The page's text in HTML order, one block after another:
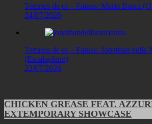
Tempus de oi – Fainas: Maria Barca
24/07/2026
Tempus de oi – Fainas: Jonathan della
(Escalaplano)
23/07/2026
CHICKEN GREASE FEAT.
EXTEMPORARY SHOWCASE